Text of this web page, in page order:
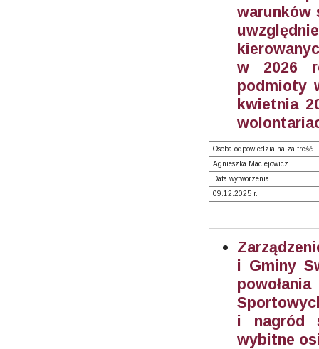
warunków
w 2026
podmioty
kwietnia
Osoba odpowiedzialna za treść
Agnieszka Maciejowicz
Data wytworzenia
09.12.2025 r.
i Gminy
i nagród
wybitne